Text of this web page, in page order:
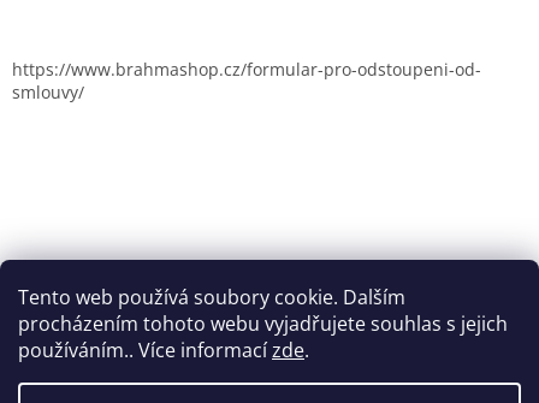
Tento web používá soubory cookie. Dalším
procházením tohoto webu vyjadřujete souhlas s jejich
používáním.. Více informacízde.
https://www.brahmashop.cz/formular-pro-odstoupeni-od-
smlouvy/